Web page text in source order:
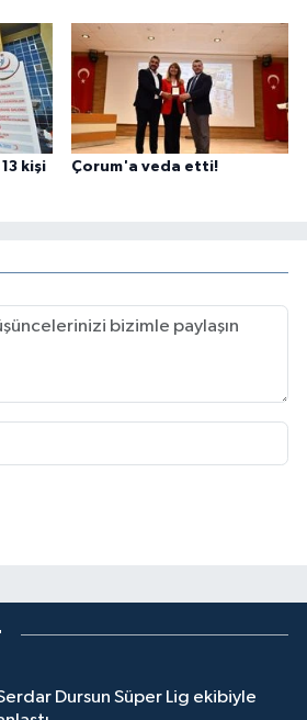
kişi
Çorum'a veda etti!
Dursun Süper Lig ekibiyle